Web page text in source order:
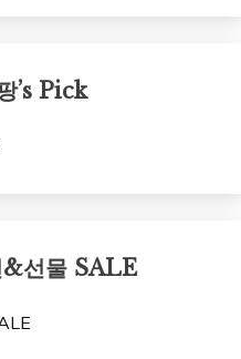
’s Pick
&선물 SALE